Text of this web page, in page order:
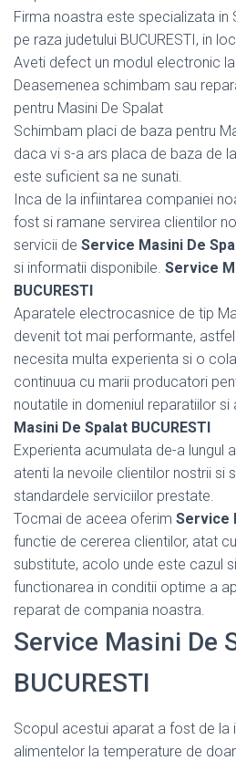
Firma noastra este specializata in
pe raza judetului BUCURESTI, in
Aveti defect un modul electronic
Deasemenea schimbam sau
pentru Masini De Spalat
Schimbam placi de baza pentru
daca vi s-a ars placa de baza de
este suficient sa ne sunati.
Inca de la infiintarea companiei
fost si ramane servirea clientilor
servicii de Service Masini De
si informatii disponibile. Service
BUCURESTI
Aparatele electrocasnice de tip
devenit tot mai performante,
necesita multa experienta si o
continuua cu marii producatori
noutatile in domeniul reparatiilor si
Masini De Spalat BUCURESTI
Experienta acumulata de-a lungul
atenti la nevoile clientilor nostrii si
standardele serviciilor prestate.
Tocmai de aceea oferim Service
functie de cererea clientilor, atat
substitute, acolo unde este cazul
functionarea in conditii optime a
reparat de compania noastra.
Service Masini De
BUCURESTI
Scopul acestui aparat a fost de la
alimentelor la temperature de